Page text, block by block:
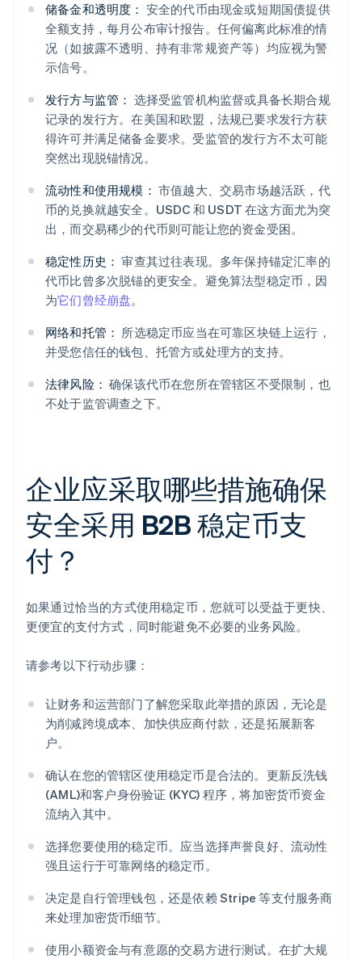
储备金和透明度： 安全的代币由现金或短期国债提供
全额支持，每月公布审计报告。任何偏离此标准的情
况（如披露不透明、持有非常规资产等）均应视为警
示信号。
发行方与监管： 选择受监管机构监督或具备长期合规
记录的发行方。在美国和欧盟，法规已要求发行方获
得许可并满足储备金要求。受监管的发行方不太可能
突然出现脱锚情况。
流动性和使用规模： 市值越大、交易市场越活跃，代
币的兑换就越安全。USDC 和 USDT 在这方面尤为突
出，而交易稀少的代币则可能让您的资金受困。
稳定性历史： 审查其过往表现。多年保持锚定汇率的
代币比曾多次脱锚的更安全。避免算法型稳定币，因
为它们曾经崩盘。
网络和托管： 所选稳定币应当在可靠区块链上运行，
并受您信任的钱包、托管方或处理方的支持。
法律风险： 确保该代币在您所在管辖区不受限制，也
不处于监管调查之下。
企业应采取哪些措施确保
安全采用 B2B 稳定币支
付？
如果通过恰当的方式使用稳定币，您就可以受益于更快、
更便宜的支付方式，同时能避免不必要的业务风险。
请参考以下行动步骤：
让财务和运营部门了解您采取此举措的原因，无论是
为削减跨境成本、加快供应商付款，还是拓展新客
户。
确认在您的管辖区使用稳定币是合法的。更新反洗钱
(AML)和客户身份验证 (KYC) 程序，将加密货币资金
流纳入其中。
选择您要使用的稳定币。应当选择声誉良好、流动性
强且运行于可靠网络的稳定币。
决定是自行管理钱包，还是依赖 Stripe 等支付服务商
来处理加密货币细节。
使用小额资金与有意愿的交易方进行测试。在扩大规